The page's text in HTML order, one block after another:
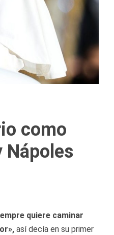
como
Nápoles
quiere caminar
así decía en su primer